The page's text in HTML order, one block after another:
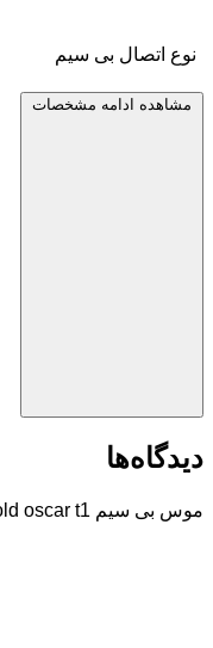
نوع اتصال بی سیم
مشاهده ادامه مشخصات
دیدگاه‌ها
موس بی سیم gold oscar t1